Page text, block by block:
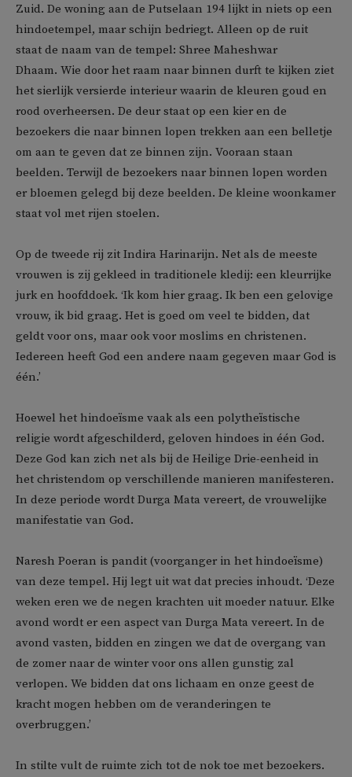
Zuid. De woning aan de Putselaan 194 lijkt in niets op een
hindoetempel, maar schijn bedriegt. Alleen op de ruit
staat de naam van de tempel: Shree Maheshwar
Dhaam. Wie door het raam naar binnen durft te kijken ziet
het sierlijk versierde interieur waarin de kleuren goud en
rood overheersen. De deur staat op een kier en de
bezoekers die naar binnen lopen trekken aan een belletje
om aan te geven dat ze binnen zijn. Vooraan staan
beelden. Terwijl de bezoekers naar binnen lopen worden
er bloemen gelegd bij deze beelden. De kleine woonkamer
staat vol met rijen stoelen.
Op de tweede rij zit Indira Harinarijn. Net als de meeste
vrouwen is zij gekleed in traditionele kledij: een kleurrijke
jurk en hoofddoek. ‘Ik kom hier graag. Ik ben een gelovige
vrouw, ik bid graag. Het is goed om veel te bidden, dat
geldt voor ons, maar ook voor moslims en christenen.
Iedereen heeft God een andere naam gegeven maar God is
één.’
Hoewel het hindoeïsme vaak als een polytheïstische
religie wordt afgeschilderd, geloven hindoes in één God.
Deze God kan zich net als bij de Heilige Drie-eenheid in
het christendom op verschillende manieren manifesteren.
In deze periode wordt Durga Mata vereert, de vrouwelijke
manifestatie van God.
Naresh Poeran is pandit (voorganger in het hindoeïsme)
van deze tempel. Hij legt uit wat dat precies inhoudt. ‘Deze
weken eren we de negen krachten uit moeder natuur. Elke
avond wordt er een aspect van Durga Mata vereert. In de
avond vasten, bidden en zingen we dat de overgang van
de zomer naar de winter voor ons allen gunstig zal
verlopen. We bidden dat ons lichaam en onze geest de
kracht mogen hebben om de veranderingen te
overbruggen.’
In stilte vult de ruimte zich tot de nok toe met bezoekers.